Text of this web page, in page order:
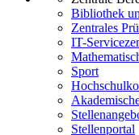
Bibliothek
Zentrales
IT-
Sport
Stellenportal